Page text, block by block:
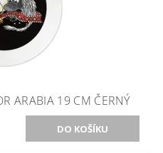
ARABIA 19 CM ČERNÝ